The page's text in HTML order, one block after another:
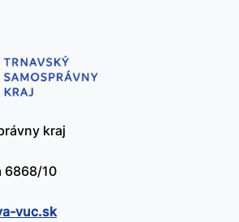
kraj
6868/10
vuc.sk